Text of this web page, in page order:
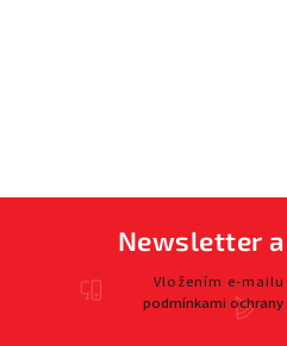
Newsletter
Vložením e-
podmínkami